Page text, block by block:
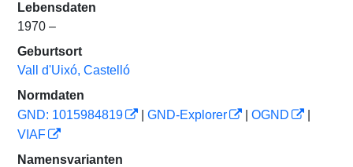
Lebensdaten
1970 –
Geburtsort
Vall d'Uixó, Castelló
Normdaten
GND: 1015984819
GND-Explorer OGND
VIAF
Namensvarianten